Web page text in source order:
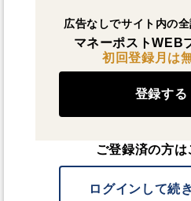
広告なしでサイト内の
マネーポストWEB
初回登録月は
登録する
ご登録済の方は
ログインして続